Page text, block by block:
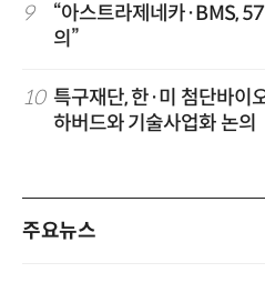
9
“아스트라제네카·BMS,
의”
10 특구재단, 한·미 첨단바이
하버드와 기술사업화 논의
주요뉴스